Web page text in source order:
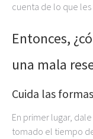
cuenta de lo que les
Entonces,
una mala
Cuida las formas
En primer lugar,
tomado el tiempo